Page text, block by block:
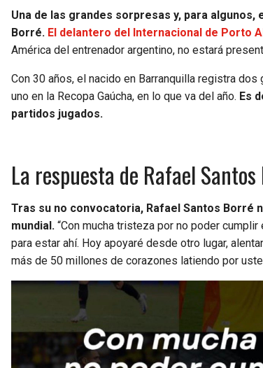
Una de las grandes sorpresas y, para
Borré. El delantero del Internacional de Porto
América del entrenador argentino, no estará
Con 30 años, el nacido en Barranquilla registra
uno en la Recopa Gaúcha, en lo que va del año. Es
partidos jugados.
La respuesta de Rafael
Tras su no convocatoria, Rafael Santos Borré
mundial. “Con mucha tristeza por no poder
para estar ahí. Hoy apoyaré desde otro lugar,
más de 50 millones de corazones latiendo por